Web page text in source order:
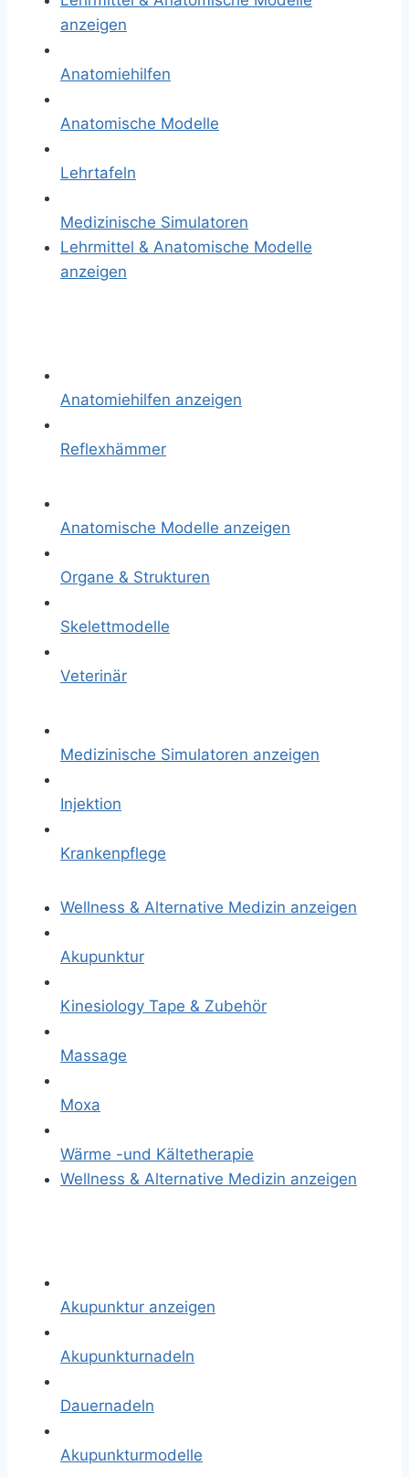
anzeigen
Anatomiehilfen
Anatomische Modelle
Lehrtafeln
Medizinische Simulatoren
Lehrmittel & Anatomische Modelle
anzeigen
Anatomiehilfen anzeigen
Reflexhämmer
Anatomische Modelle anzeigen
Organe & Strukturen
Skelettmodelle
Veterinär
Medizinische Simulatoren anzeigen
Injektion
Krankenpflege
Wellness & Alternative Medizin anzeigen
Akupunktur
Kinesiology Tape & Zubehör
Massage
Moxa
Wärme -und Kältetherapie
Wellness & Alternative Medizin anzeigen
Akupunktur anzeigen
Akupunkturnadeln
Dauernadeln
Akupunkturmodelle